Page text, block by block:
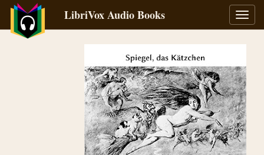
LibriVox Audio Books